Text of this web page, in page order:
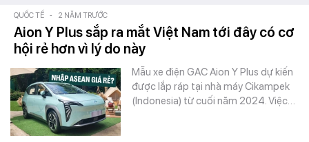
QUỐC TẾ - 2 NĂM TRƯỚC
Aion Y Plus sắp ra mắt Việt Nam tới đây có cơ
hội rẻ hơn vì lý do này
Mẫu xe điện GAC Aion Y Plus dự kiến
được lắp ráp tại nhà máy Cikampek
(Indonesia) từ cuối năm 2024. Việc…